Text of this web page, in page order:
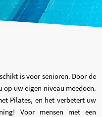
is voor senioren. Door de
op uw eigen niveau meedoen.
Pilates, en het verbetert uw
Voor mensen met een